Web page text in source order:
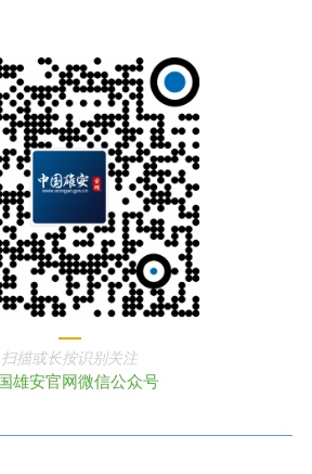
扫描或长按识别关注
雄安官网微信公众号